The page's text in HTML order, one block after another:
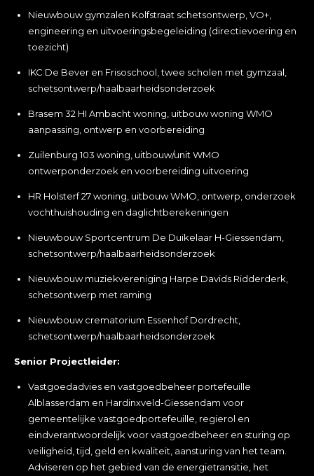
Nieuwbouw gymzalen Kolfstraat schetsontwerp, VO+,
engineering en uitvoeringsbegeleiding (directievoering en
toezicht)
IKC De Bever en Frisoschool, twee scholen met gymzaal,
schetsontwerp/haalbaarheidsonderzoek
Brasem 32 HI Ambacht woning, uitbouw woning WMO
aanpassing, ontwerp en voorbereiding
Zuilenburg 103 woning, uitbouw/unit WMO
ontwerponderzoek en voorbereiding uitvoering
HR Holsterf 27 woning, uitbouw WMO, ontwerp, onderzoek
vochthuishouding en daglichtberekeningen
Nieuwbouw Sportcentrum De Duikelaar H-Giessendam,
schetsontwerp/haalbaarheidsonderzoek
Nieuwbouw muziekvereniging Harpe Davids Ridderderk,
schetsontwerp met raming
Nieuwbouw crematorium Essenhof Dordrecht,
schetsontwerp/haalbaarheidsonderzoek
Senior Projectleider:
Vastgoedadvies en vastgoedbeheer portefeuille
Alblasserdam en Hardinxveld-Giessendam voor
gemeentelijke vastgoedportefeuille, regierol en
eindverantwoordelijk voor vastgoedbeheer en sturing op
veiligheid, tijd, geld en kwaliteit, aansturing van het team.
Adviseren op het gebied van de energietransitie, het